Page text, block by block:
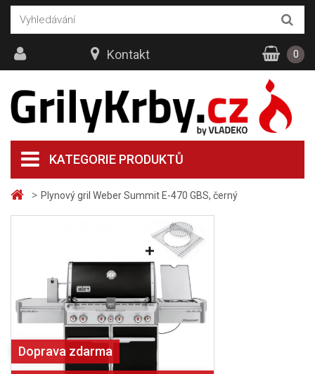
> Plynový gril Weber Summit E-470 GBS, černý
Doprava zdarma
KATEGORIE PRODUKTŮ
Kontakt 0